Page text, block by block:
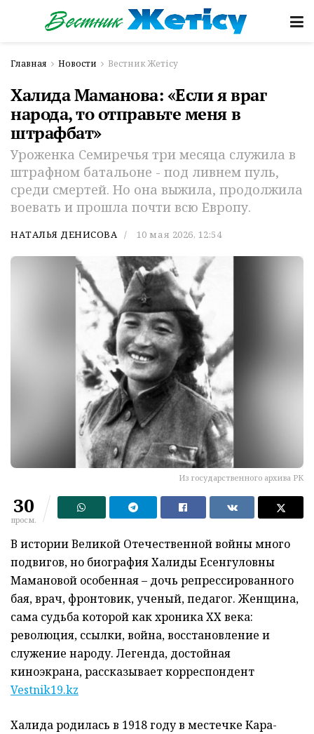
Главная Новости Вестник Жетісу
Халида Маманова: «Если я враг
народа, то отправьте меня в
штрафбат»
Уроженка Семиречья три месяца служила в
штрафном батальоне - под ливнем пуль,
среди смертей. Но она выжила, продолжила
воевать и прошла почти всю Европу.
НАТАЛЬЯ ДЕНИСОВА 10 мая 2026, 12:54
Из государственного архива РК
30
просм.
В истории Великой Отечественной войны много
подвигов, но биография Халиды Есенгуловны
Мамановой особенная – дочь репрессированного
бая, врач, фронтовик, ученый, педагог. Женщина,
сама судьба которой как хроника XX века:
революция, ссылки, война, восстановление и
служение народу. Легенда, достойная
киноэкрана, рассказывает корреспондент
Vestnik19.kz
Халида родилась в 1918 году в местечке Кара-